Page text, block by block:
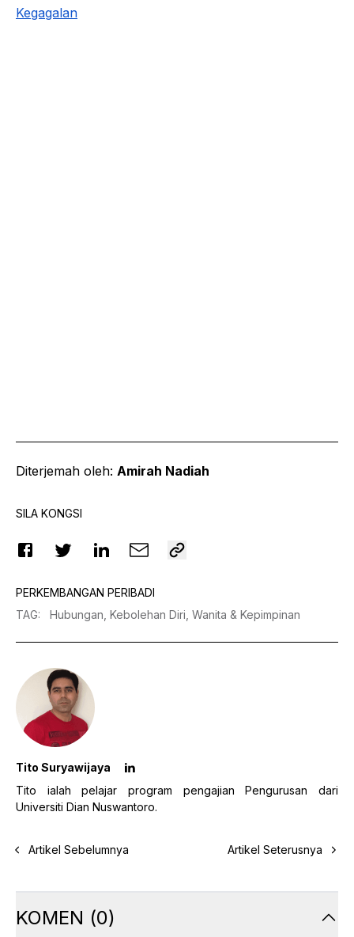
Kegagalan
Diterjemah oleh: Amirah Nadiah
SILA KONGSI
PERKEMBANGAN PERIBADI
TAG: Hubungan, Kebolehan Diri, Wanita & Kepimpinan
Tito Suryawijaya
Tito ialah pelajar program pengajian Pengurusan dari
Universiti Dian Nuswantoro.
Artikel Sebelumnya Artikel Seterusnya
KOMEN (0)